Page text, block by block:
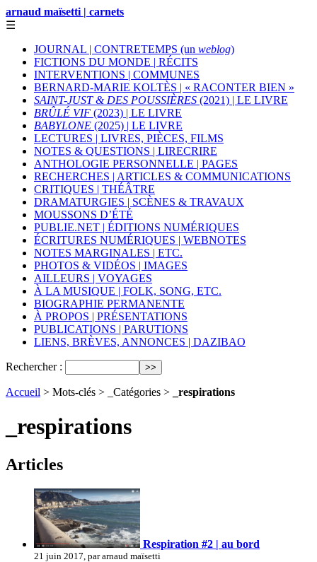
arnaud maïsetti | carnets
☰
JOURNAL | CONTRETEMPS (un weblog)
FICTIONS DU MONDE | RÉCITS
INTERVENTIONS | COMMUNES
BERNARD-MARIE KOLTÈS | « RACONTER BIEN »
SAINT-JUST & DES POUSSIÈRES (2021) | LE LIVRE
BRÛLÉ VIF (2023) | LE LIVRE
BABYLONE (2025) | LE LIVRE
LECTURES | LIVRES, PIÈCES, FILMS
NOTES & QUESTIONS | LIRECRIRE
ANTHOLOGIE PERSONNELLE | PAGES
RECHERCHES | ARTICLES & COMMUNICATIONS
CRITIQUES | THÉÂTRE
DRAMATURGIES | SCÈNES & TRAVAUX
MOUSSONS D’ÉTÉ
PUBLIE.NET | ÉDITIONS NUMÉRIQUES
ÉCRITURES NUMÉRIQUES | WEBNOTES
NOTES MARGINALES | ETC.
PHOTOS & VIDÉOS | IMAGES
AILLEURS | VOYAGES
À LA MUSIQUE | FOLK, SONG, ETC.
BIOGRAPHIE PERMANENTE
À PROPOS | PRÉSENTATIONS
PUBLICATIONS | PARUTIONS
LIENS, BRÈVES, ANNONCES | DAZIBAO
Rechercher :
Accueil > Mots-clés > _Catégories > _respirations
_respirations
Articles
Respiration #2 | au bord
21 juin 2017, par arnaud maïsetti